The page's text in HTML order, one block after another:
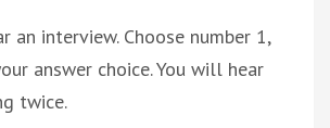
an interview. Choose number 1,
answer choice. You will hear
twice.